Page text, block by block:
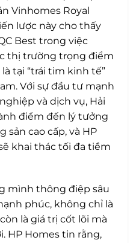
Vinhomes Royal
lược này cho thấy
Best trong việc
thị trường trọng điểm
tại “trái tim kinh tế”
Với sự đầu tư mạnh
và dịch vụ, Hải
điểm đến lý tưởng
sản cao cấp, và HP
khai thác tối đa tiềm
mình thông điệp sâu
phúc, không chỉ là
là giá trị cốt lõi mà
HP Homes tin rằng,